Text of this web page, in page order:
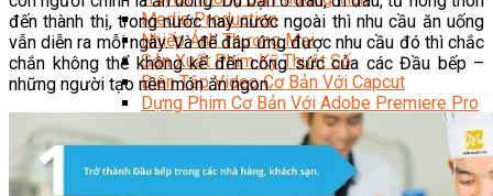
Media Production
Nhiếp Ảnh Thương Mại
Sản Xuất Phim Kỹ Thuật Số
Biên Tập Video Cơ Bản Với Capcut
Dựng Phim Cơ Bản Với Adobe Premiere Pro
Kỹ Thuật Viên Xoa Bóp Ấn Huyệt Trị Liệu
Chăm Sóc Người Cao Tuổi
đến thành thị, trong nước hay nước ngoài thì nhu cầu ăn uống
vẫn diễn ra mỗi ngày. Và để đáp ứng được nhu cầu đó thì chắc
chắn không thể không kể đến công sức của các Đầu bếp –
những người tạo nên món ăn ngon.